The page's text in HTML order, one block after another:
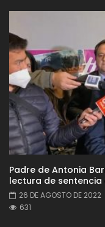
Padre de Antonia
lectura de
26 DE AGOSTO DE 2022
631